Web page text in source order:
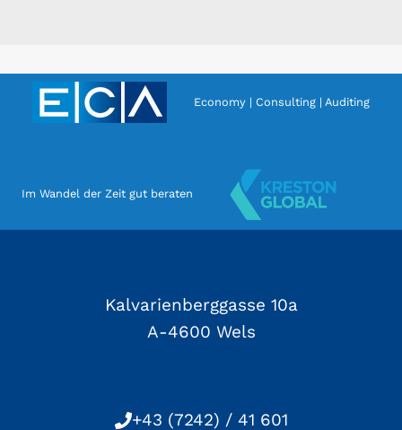
Economy | Consulting | Auditing
Im Wandel der Zeit gut beraten
Kalvarienberggasse 10a
A-4600 Wels
+43 (7242) / 41 601